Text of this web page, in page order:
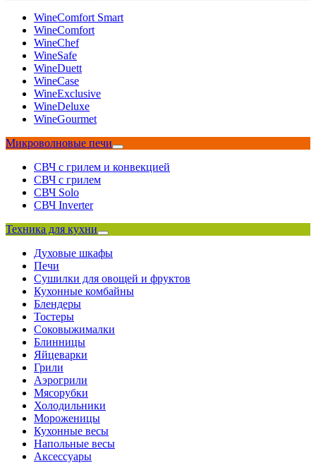
WineComfort Smart
WineComfort
WineChef
WineSafe
WineDuett
WineCase
WineExclusive
WineDeluxe
WineGourmet
Микроволновые печи
СВЧ с грилем и конвекцией
СВЧ с грилем
СВЧ Solo
СВЧ Inverter
Техника для кухни
Духовые шкафы
Печи
Сушилки для овощей и фруктов
Кухонные комбайны
Блендеры
Тостеры
Соковыжималки
Блинницы
Яйцеварки
Грили
Аэрогрили
Мясорубки
Холодильники
Мороженицы
Кухонные весы
Напольные весы
Аксессуары